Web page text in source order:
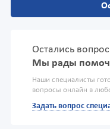
Остались
Мы рады
Наши специалисты
вопросы онлайн в
Задать вопрос